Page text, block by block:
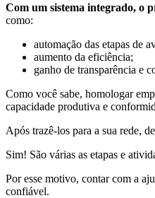
Com um sistema integrado, o
como:
automação das etapas de
aumento da eficiência;
ganho de transparência e
Como você sabe, homologar
capacidade produtiva e
Após trazê-los para a sua rede,
Sim! São várias as etapas e
Por esse motivo, contar com a
confiável.